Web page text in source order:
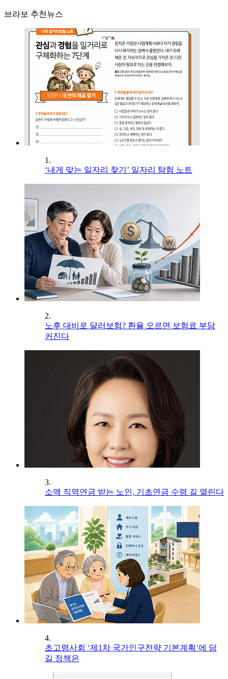
브라보 추천뉴스
1.
‘내게 맞는 일자리 찾기’ 일자리 탐험 노트
2.
노후 대비로 달러보험? 환율 오르면 보험료 부담
커진다
3.
소액 직역연금 받는 노인, 기초연금 수령 길 열린다
4.
초고령사회 ‘제1차 국가인구전략 기본계획’에 담
길 정책은